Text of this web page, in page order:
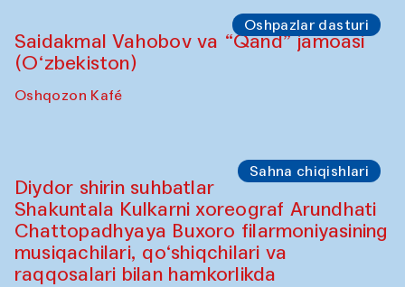
Oshpazlar dasturi
Saidakmal Vahobov va “Qand” jamoasi
(O‘zbekiston)
Oshqozon Kafé
Sahna chiqishlari
Diydor shirin suhbatlar
Shakuntala Kulkarni xoreograf Arundhati
Chattopadhyaya Buxoro filarmoniyasining
musiqachilari, qo‘shiqchilari va
raqqosalari bilan hamkorlikda